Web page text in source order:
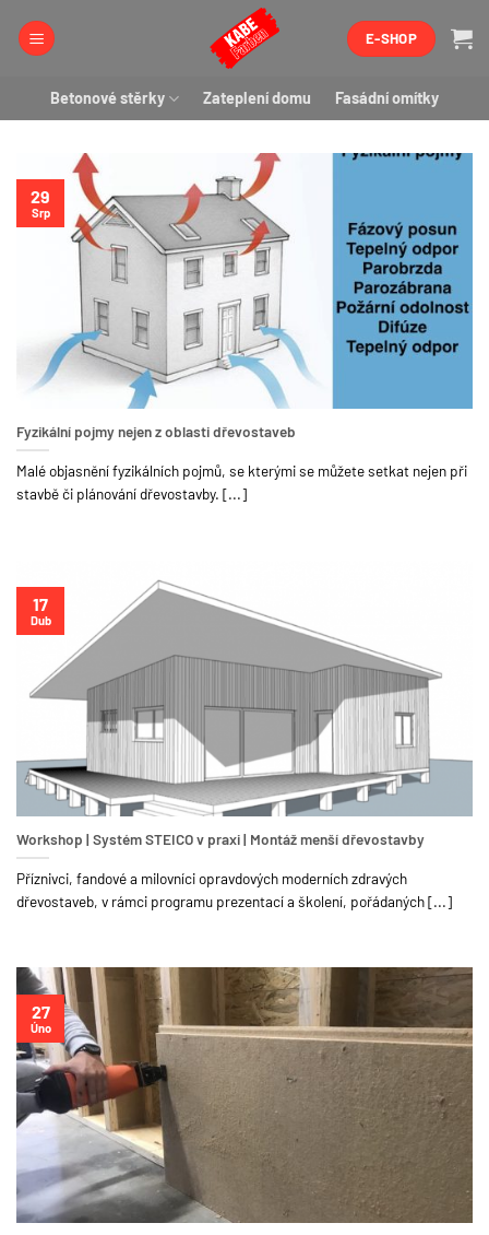
E-SHOP
Betonové stěrky Zateplení domu Fasádní omítky
Fyzikální pojmy nejen z oblasti dřevostaveb
Malé objasnění fyzikálních pojmů, se kterými se můžete setkat nejen při
stavbě či plánování dřevostavby. [...]
29
Srp
Workshop | Systém STEICO v praxi | Montáž menší dřevostavby
Příznivci, fandové a milovníci opravdových moderních zdravých
dřevostaveb, v rámci programu prezentací a školení, pořádaných [...]
17
Dub
27
Úno